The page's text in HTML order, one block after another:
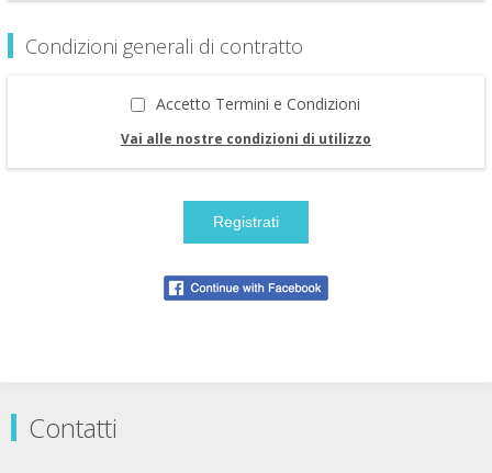
Condizioni generali di contratto
Accetto Termini e Condizioni
Vai alle nostre condizioni di utilizzo
Contatti